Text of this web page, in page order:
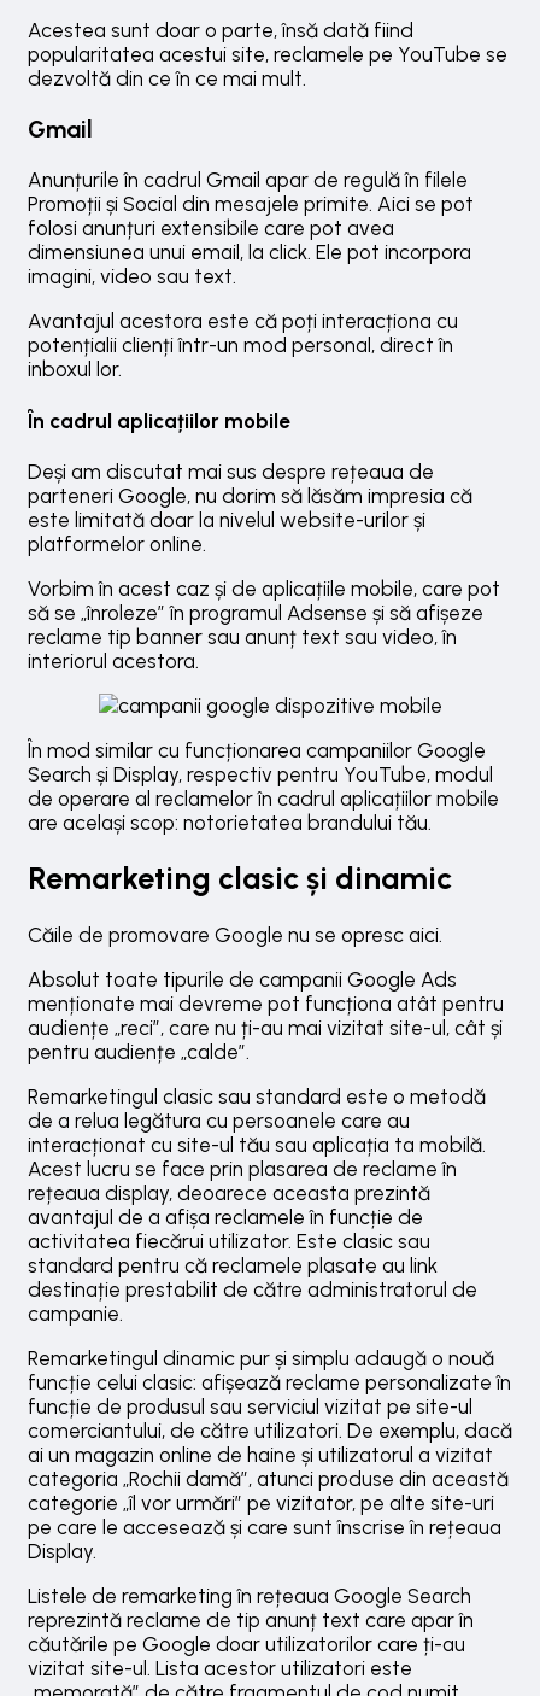
Acestea sunt doar o parte, însă dată fiind
popularitatea acestui site, reclamele pe YouTube se
dezvoltă din ce în ce mai mult.
Gmail
Anunțurile în cadrul Gmail apar de regulă în filele
Promoții și Social din mesajele primite. Aici se pot
folosi anunțuri extensibile care pot avea
dimensiunea unui email, la click. Ele pot incorpora
imagini, video sau text.
Avantajul acestora este că poți interacționa cu
potențialii clienți într-un mod personal, direct în
inboxul lor.
În cadrul aplicațiilor mobile
Deși am discutat mai sus despre rețeaua de
parteneri Google, nu dorim să lăsăm impresia că
este limitată doar la nivelul website-urilor și
platformelor online.
Vorbim în acest caz și de aplicațiile mobile, care pot
să se „înroleze” în programul Adsense și să afișeze
reclame tip banner sau anunț text sau video, în
interiorul acestora.
În mod similar cu funcționarea campaniilor Google
Search și Display, respectiv pentru YouTube, modul
de operare al reclamelor în cadrul aplicațiilor mobile
are același scop: notorietatea brandului tău.
Remarketing clasic și dinamic
Căile de promovare Google nu se opresc aici.
Absolut toate tipurile de campanii Google Ads
menționate mai devreme pot funcționa atât pentru
audiențe „reci”, care nu ți-au mai vizitat site-ul, cât și
pentru audiențe „calde”.
Remarketingul clasic sau standard este o metodă
de a relua legătura cu persoanele care au
interacționat cu site-ul tău sau aplicația ta mobilă.
Acest lucru se face prin plasarea de reclame în
rețeaua display, deoarece aceasta prezintă
avantajul de a afișa reclamele în funcție de
activitatea fiecărui utilizator. Este clasic sau
standard pentru că reclamele plasate au link
destinație prestabilit de către administratorul de
campanie.
Remarketingul dinamic pur și simplu adaugă o nouă
funcție celui clasic: afișează reclame personalizate în
funcție de produsul sau serviciul vizitat pe site-ul
comerciantului, de către utilizatori. De exemplu, dacă
ai un magazin online de haine și utilizatorul a vizitat
categoria „Rochii damă”, atunci produse din această
categorie „îl vor urmări” pe vizitator, pe alte site-uri
pe care le accesează și care sunt înscrise în rețeaua
Display.
Listele de remarketing în rețeaua Google Search
reprezintă reclame de tip anunț text care apar în
căutările pe Google doar utilizatorilor care ți-au
vizitat site-ul. Lista acestor utilizatori este